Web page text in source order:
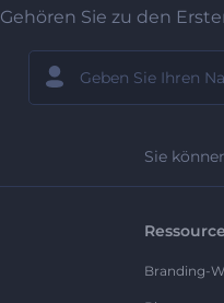
Gehören Sie zu den
Sie
Branding-